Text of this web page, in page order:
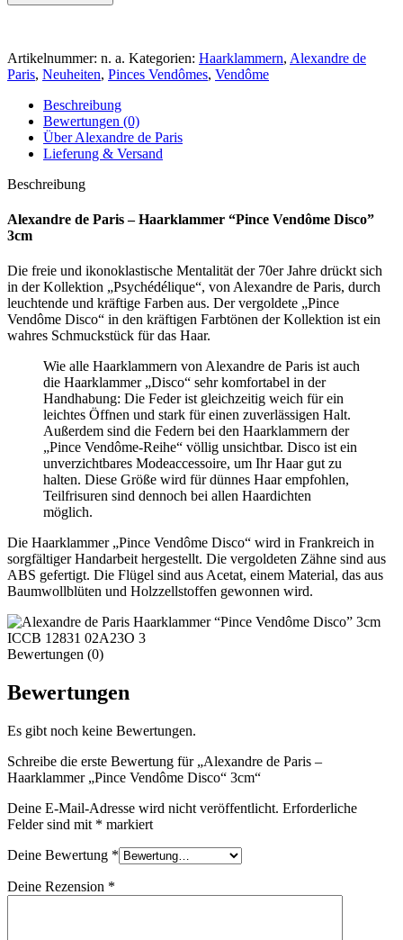
Artikelnummer: n. a. Kategorien: Haarklammern, Alexandre de
Paris, Neuheiten, Pinces Vendômes, Vendôme
Beschreibung
Bewertungen (0)
Über Alexandre de Paris
Lieferung & Versand
Beschreibung
Alexandre de Paris – Haarklammer “Pince Vendôme Disco”
3cm
Die freie und ikonoklastische Mentalität der 70er Jahre drückt sich
in der Kollektion „Psychédélique“, von Alexandre de Paris, durch
leuchtende und kräftige Farben aus. Der vergoldete „Pince
Vendôme Disco“ in den kräftigen Farbtönen der Kollektion ist ein
wahres Schmuckstück für das Haar.
Wie alle Haarklammern von Alexandre de Paris ist auch
die Haarklammer „Disco“ sehr komfortabel in der
Handhabung: Die Feder ist gleichzeitig weich für ein
leichtes Öffnen und stark für einen zuverlässigen Halt.
Außerdem sind die Federn bei den Haarklammern der
„Pince Vendôme-Reihe“ völlig unsichtbar. Disco ist ein
unverzichtbares Modeaccessoire, um Ihr Haar gut zu
halten. Diese Größe wird für dünnes Haar empfohlen,
Teilfrisuren sind dennoch bei allen Haardichten
möglich.
Die Haarklammer „Pince Vendôme Disco“ wird in Frankreich in
sorgfältiger Handarbeit hergestellt. Die vergoldeten Zähne sind aus
ABS gefertigt. Die Flügel sind aus Acetat, einem Material, das aus
Baumwollblüten und Holzzellstoffen gewonnen wird.
Bewertungen (0)
Bewertungen
Es gibt noch keine Bewertungen.
Schreibe die erste Bewertung für „Alexandre de Paris –
Haarklammer „Pince Vendôme Disco“ 3cm“
Deine E-Mail-Adresse wird nicht veröffentlicht. Erforderliche
Felder sind mit * markiert
Deine Bewertung *
Deine Rezension *